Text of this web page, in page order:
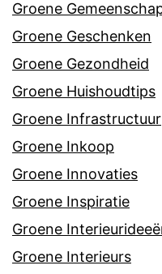
Groene
Groene Geschenken
Groene Gezondheid
Groene Huishoudtips
Groene Infrastructuur
Groene Inkoop
Groene Innovaties
Groene Inspiratie
Groene
Groene Interieurs